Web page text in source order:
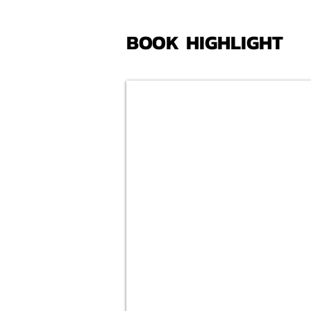
BOOK HIGHLIGHT